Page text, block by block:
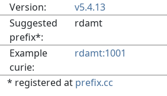
Version:
v5.4.13
Suggested
prefix*:
rdamt
Example
curie:
rdamt:1001
* registered at prefix.cc